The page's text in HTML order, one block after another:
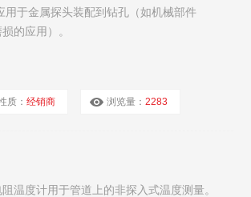
于金属探头装配到钻孔（如机械部件
的应用）。
质：经销商 浏览量：2283
温度计用于管道上的非探入式温度测量。